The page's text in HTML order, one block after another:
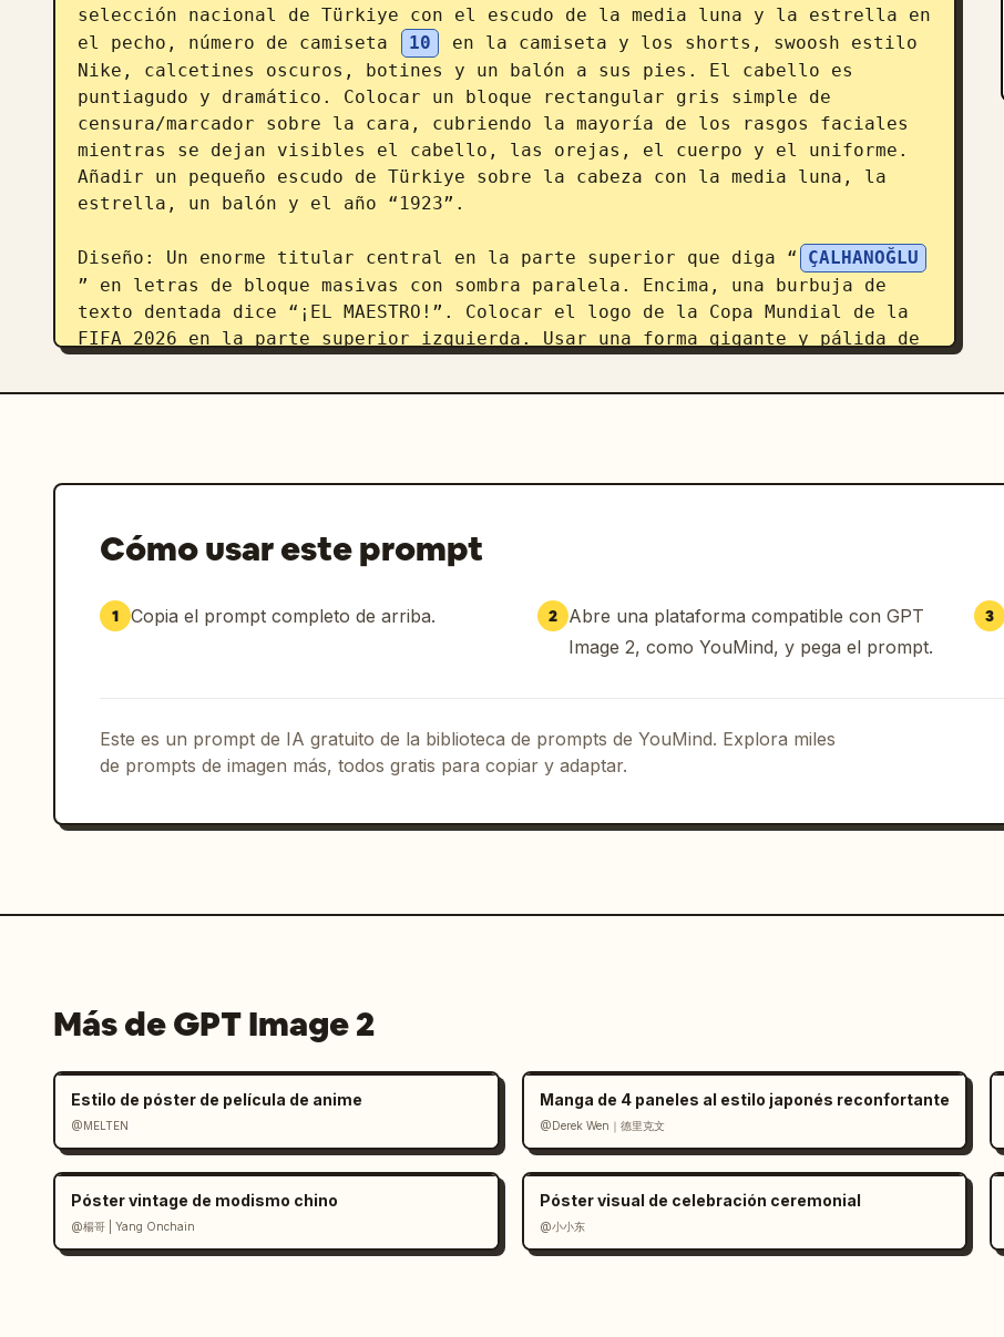
selección nacional de Türkiye con el escudo de la media luna y la estrella en
el pecho, número de camiseta
10
en la camiseta y los shorts, swoosh estilo
Nike, calcetines oscuros, botines y un balón a sus pies. El cabello es
puntiagudo y dramático. Colocar un bloque rectangular gris simple de
censura/marcador sobre la cara, cubriendo la mayoría de los rasgos faciales
mientras se dejan visibles el cabello, las orejas, el cuerpo y el uniforme.
Añadir un pequeño escudo de Türkiye sobre la cabeza con la media luna, la
estrella, un balón y el año “1923”.
Diseño: Un enorme titular central en la parte superior que diga “
ÇALHANOĞLU
” en letras de bloque masivas con sombra paralela. Encima, una burbuja de
texto dentada dice “¡EL MAESTRO!”. Colocar el logo de la Copa Mundial de la
FIFA 2026 en la parte superior izquierda. Usar una forma gigante y pálida de
centro.
estallido medio derecho: “¡EL MAESTRO TURCO!”; 5) estallido medio-inferior
“¡IMPARABLE!”; 7) estallido inferior derecho: “¡LAS JUGADAS A BALÓN PARADO
SON ARTE!”; 8) estallido central superior: “¡EL MAESTRO!”.
“TÜRKİYE”, “¡EL GENERAL DEL MEDIOCAMPO!” y tres estrellas en la parte
inferior.
CUP (RUSIA), 6) 2022 FIFA WORLD CUP (QATAR 2022).
una portada de manga deportivo japonés mezclada con una tarjeta de
salpicaduras de tinta, escombros, rayos de acción y letras audaces y
legibles. Añadir una pequeña firma del artista cerca del lado derecho del
número de fondo grande.
Cómo usar este prompt
1 Copia el prompt completo de arriba. 2 Abre una plataforma compatible con GPT
Image 2, como YouMind, y pega el prompt.
3
Este es un prompt de IA gratuito de la biblioteca de prompts de YouMind. Explora miles
de prompts de imagen más, todos gratis para copiar y adaptar.
Más de GPT Image 2
Estilo de póster de película de anime
@MELTEN
Manga de 4 paneles al estilo japonés reconfortante
@Derek Wen｜德里克文
Póster vintage de modismo chino
@楊哥 | Yang Onchain
Póster visual de celebración ceremonial
@小小东